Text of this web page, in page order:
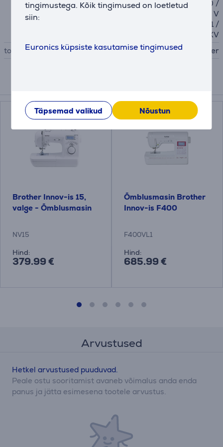
tingimustega. Kõik tingimused on loetletud
siin:
Euronics küpsiste kasutamise tingimused
Täpsemad valikud Nõustun
1100 / NV1300 / NV2600 /
NV2700 / QC-1000 / V5 / V
5LE / V7 / VQ2 / VQ4 / XJ1 /
XJ2 / XP1 / XP3 / XV
tootja
Brother
Brother Innov-is 15,
valge - Õmblusmasin
NV15
Hind:
379.99 €
Õmblusmasin Brother
Innov-is F400
F400VL1
Hind:
685.99 €
Arvustused
Hetkel arvustused puuduvad.
Peale ostu sooritamist avaneb võimalus anda enda
panus ja jätta esimesena tootele arvustus.